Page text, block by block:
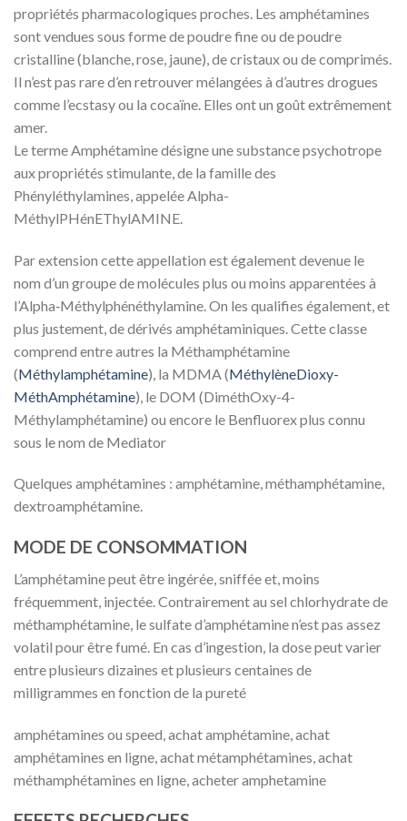
propriétés pharmacologiques proches. Les amphétamines
sont vendues sous forme de poudre fine ou de poudre
cristalline (blanche, rose, jaune), de cristaux ou de comprimés.
Il n’est pas rare d’en retrouver mélangées à d’autres drogues
comme l’ecstasy ou la cocaïne. Elles ont un goût extrêmement
amer.
Le terme Amphétamine désigne une substance psychotrope
aux propriétés stimulante, de la famille des
Phényléthylamines, appelée Alpha-
MéthylPHénEThylAMINE.
Par extension cette appellation est également devenue le
nom d’un groupe de molécules plus ou moins apparentées à
l’Alpha‑Méthylphénéthylamine. On les qualifies également, et
plus justement, de dérivés amphétaminiques. Cette classe
comprend entre autres la Méthamphétamine
(Méthylamphétamine), la MDMA (MéthylèneDioxy-
MéthAmphétamine), le DOM (DiméthOxy-4-
Méthylamphétamine) ou encore le Benfluorex plus connu
sous le nom de Mediator
Quelques amphétamines : amphétamine, méthamphétamine,
dextroamphétamine.
MODE DE CONSOMMATION
L’amphétamine peut être ingérée, sniffée et, moins
fréquemment, injectée. Contrairement au sel chlorhydrate de
méthamphétamine, le sulfate d’amphétamine n’est pas assez
volatil pour être fumé. En cas d’ingestion, la dose peut varier
entre plusieurs dizaines et plusieurs centaines de
milligrammes en fonction de la pureté
amphétamines ou speed, achat amphétamine, achat
amphétamines en ligne, achat métamphétamines, achat
méthamphétamines en ligne, acheter amphetamine